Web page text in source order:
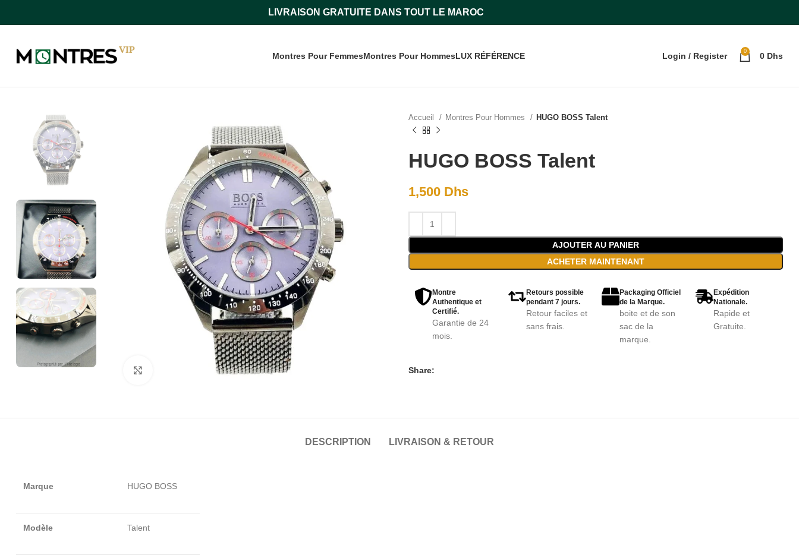
LIVRAISON GRATUITE DANS TOUT LE MAROC
Montres Pour FemmesMontres Pour HommesLUX RÉFÉRENCE Login / Register 0 0 Dhs
Accueil Montres Pour Hommes HUGO BOSS Talent
HUGO BOSS Talent
1,500 Dhs
AJOUTER AU PANIER
ACHETER MAINTENANT
Montre
Authentique et
Certifié.
Garantie de 24
mois.
Retours possible
pendant 7 jours.
Retour faciles et
sans frais.
Packaging Officiel
de la Marque.
boite et de son
sac de la
marque.
Expédition
Nationale.
Rapide et
Gratuite.
Share:
DESCRIPTION LIVRAISON & RETOUR
Marque HUGO BOSS
Modèle Talent